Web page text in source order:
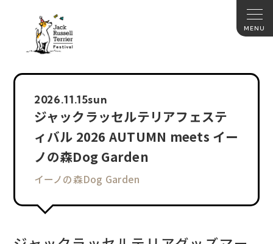
2026.11.15sun
ジャックラッセルテリアフェステ
ィバル 2026 AUTUMN meets イー
ノの森Dog Garden
イーノの森Dog Garden